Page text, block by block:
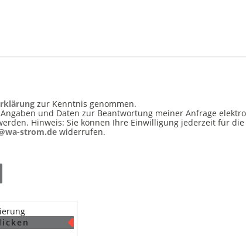
zur Kenntnis genommen.
und Daten zur Beantwortung meiner Anfrage
Hinweis: Sie können Ihre Einwilligung jederzeit für die
strom.de widerrufen.